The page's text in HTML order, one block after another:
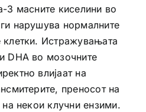
3 масните киселини во
нарушува нормалните
Истражувањата
DHA во мозочните
влијаат на
преносот на
на некои клучни ензими.